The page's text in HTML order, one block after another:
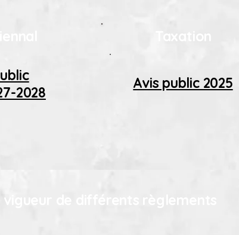
2028
Avis public 2025
de différents règlements